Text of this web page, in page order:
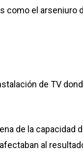
el arseniuro
de TV
de la
al